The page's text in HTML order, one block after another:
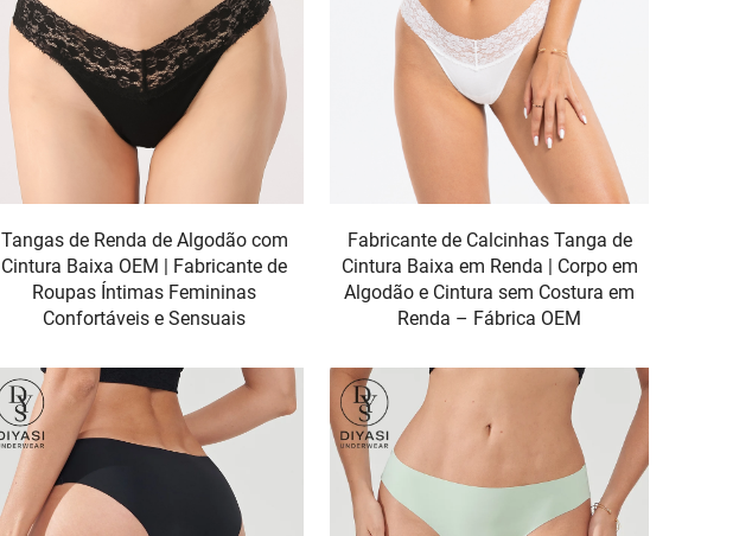
Tangas de Renda de Algodão com
Cintura Baixa OEM | Fabricante de
Roupas Íntimas Femininas
Confortáveis e Sensuais
Fabricante de Calcinhas Tanga de
Cintura Baixa em Renda | Corpo em
Algodão e Cintura sem Costura em
Renda – Fábrica OEM